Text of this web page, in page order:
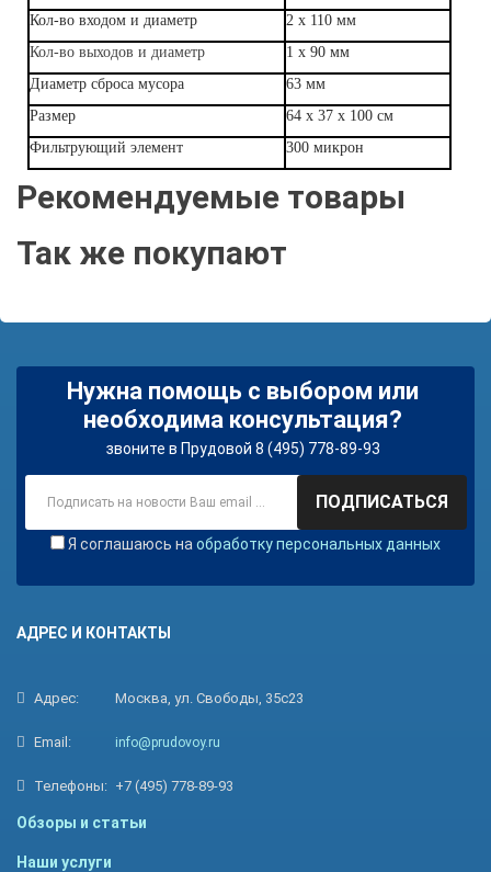
Кол-во входом и диаметр
2 х 110 мм
Кол-во выходов и диаметр
1 х 90 мм
Диаметр сброса мусора
63 мм
Размер
64 х 37 х 100 см
Фильтрующий элемент
300 микрон
Рекомендуемые товары
Так же покупают
Нужна помощь с выбором или
необходима консультация?
звоните в Прудовой 8 (495) 778-89-93
ПОДПИСАТЬСЯ
Я соглашаюсь на обработку персональных данных
АДРЕС И КОНТАКТЫ
Адрес: Москва, ул. Свободы, 35с23
Email: info@prudovoy.ru
Телефоны: +7 (495) 778-89-93
Обзоры и статьи
Наши услуги